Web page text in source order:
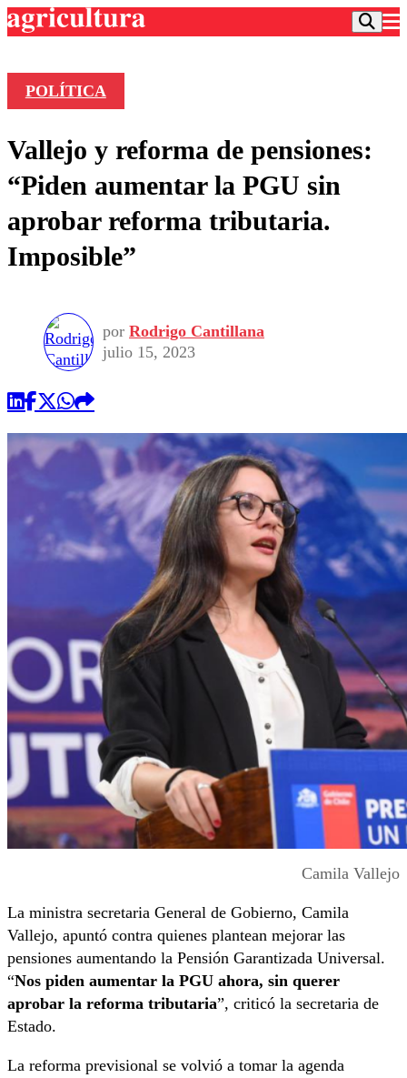
Frecuencias
Agricultura TV
Deportes
Colo Colo
Motor
Torneo Internacional
Torneo Nacional
Entretención
Noticias
Internacional
Nacional
Vida Social
Programas
Comercial
POLÍTICA
Vallejo y reforma de pensiones:
“Piden aumentar la PGU sin
aprobar reforma tributaria.
Imposible”
por Rodrigo Cantillana
julio 15, 2023
Camila Vallejo
La ministra secretaria General de Gobierno, Camila
Vallejo, apuntó contra quienes plantean mejorar las
pensiones aumentando la Pensión Garantizada Universal.
“Nos piden aumentar la PGU ahora, sin querer
aprobar la reforma tributaria”, criticó la secretaria de
Estado.
La reforma previsional se volvió a tomar la agenda